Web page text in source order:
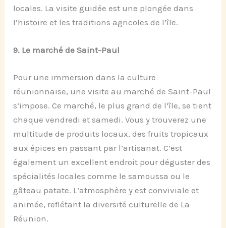
locales. La visite guidée est une plongée dans
l’histoire et les traditions agricoles de l’île.
9. Le marché de Saint-Paul
Pour une immersion dans la culture
réunionnaise, une visite au marché de Saint-Paul
s’impose. Ce marché, le plus grand de l’île, se tient
chaque vendredi et samedi. Vous y trouverez une
multitude de produits locaux, des fruits tropicaux
aux épices en passant par l’artisanat. C’est
également un excellent endroit pour déguster des
spécialités locales comme le samoussa ou le
gâteau patate. L’atmosphère y est conviviale et
animée, reflétant la diversité culturelle de La
Réunion.